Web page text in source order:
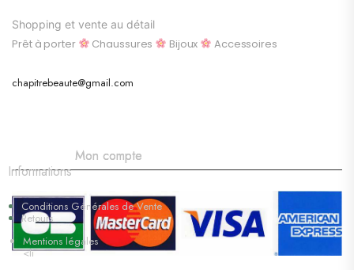
Shopping et vente au détail
Prêt à porter Chaussures Bijoux Accessoires
chapitrebeaute@gmail.com
Mon compte
Informations
Conditions Générales de Vente
Retours
Mentions légales
<li